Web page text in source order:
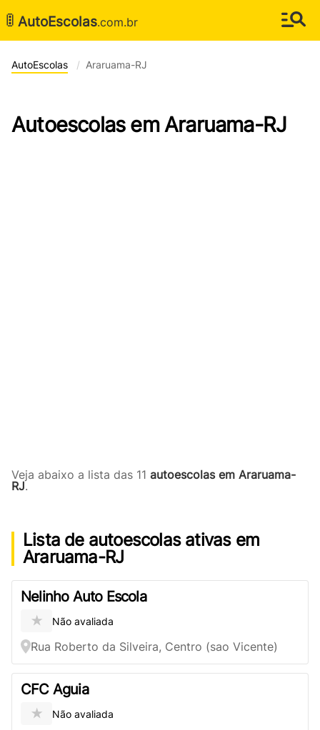
🚦 AutoEscolas.com.br
AutoEscolas Araruama-RJ
Autoescolas em Araruama-RJ
Veja abaixo a lista das 11 autoescolas em Araruama-
RJ.
Lista de autoescolas ativas em
Araruama-RJ
Nelinho Auto Escola
★ Não avaliada
Rua Roberto da Silveira, Centro (sao Vicente)
CFC Aguia
★ Não avaliada